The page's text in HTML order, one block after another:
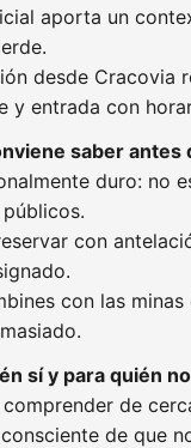
aporta un
desde Cracovia
y entrada con
saber antes
duro: no
con
con las minas
sí y para quién
de
de que